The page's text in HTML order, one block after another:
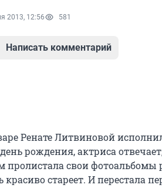
2013, 12:56 581
Написать комментарий
Ренате Литвиновой
рождения, актриса
пролистала свои
красиво стареет. И перестала